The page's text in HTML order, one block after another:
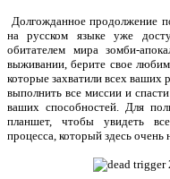
Долгожданное продолжение
на русском языке уже
обитателем мира зомби-
выживании, берите свое
которые захватили всех ваших
выполнить все миссии и
ваших способностей. Для
планшет, чтобы увидеть
процесса, который здесь